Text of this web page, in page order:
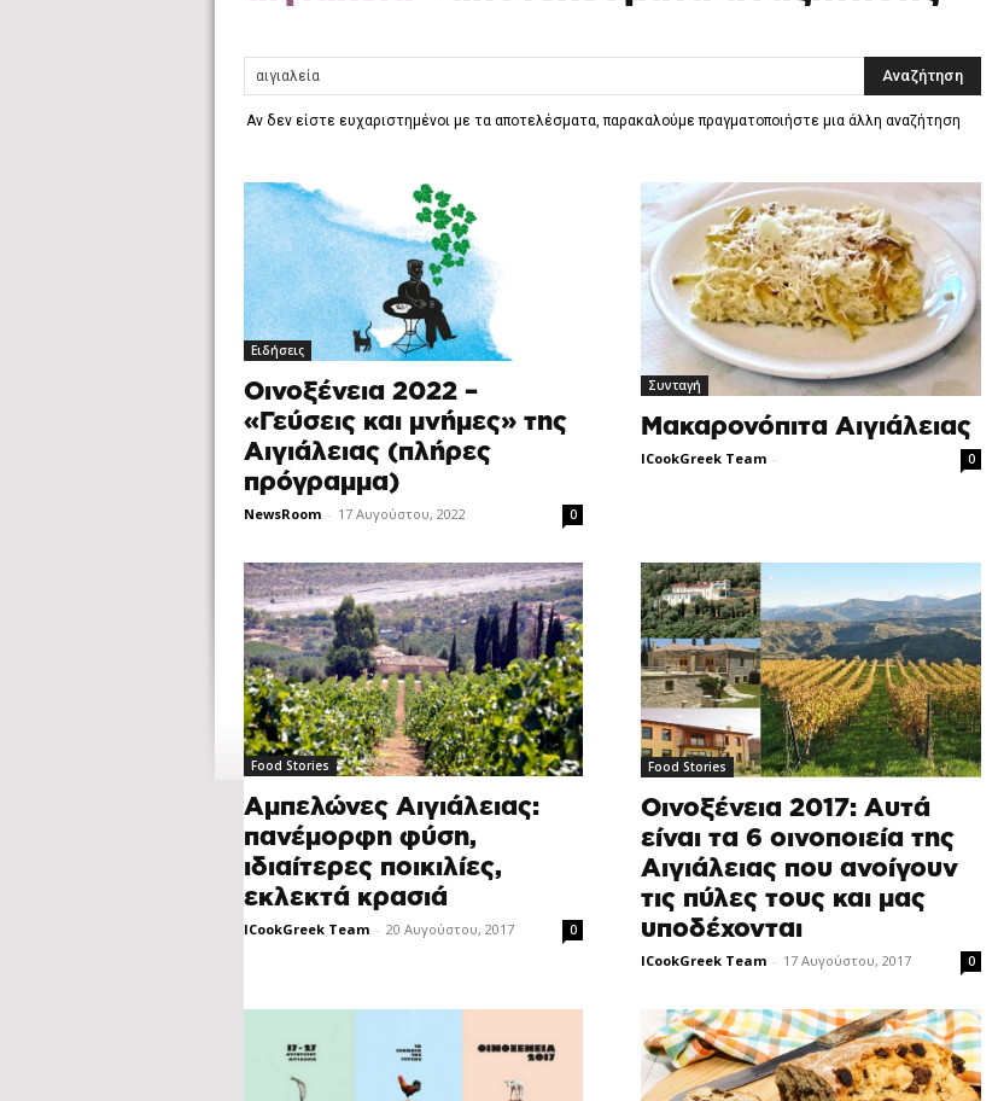
Αν δεν είστε ευχαριστημένοι με τα αποτελέσματα, παρακαλούμε πραγματοποιήστε μια άλλη αναζήτηση
Ειδήσεις
Οινοξένεια 2022 –
«Γεύσεις και μνήμες» της
Αιγιάλειας (πλήρες
πρόγραμμα)
NewsRoom - 17 Αυγούστου, 2022 0
Συνταγή
Μακαρονόπιτα Αιγιάλειας
ICookGreek Team - 0
Food Stories
Αμπελώνες Αιγιάλειας:
πανέμορφη φύση,
ιδιαίτερες ποικιλίες,
εκλεκτά κρασιά
ICookGreek Team - 20 Αυγούστου, 2017 0
Food Stories
Οινοξένεια 2017: Αυτά
είναι τα 6 οινοποιεία της
Αιγιάλειας που ανοίγουν
τις πύλες τους και μας
υποδέχονται
ICookGreek Team - 17 Αυγούστου, 2017 0